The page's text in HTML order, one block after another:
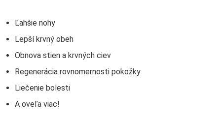
Ľahšie nohy
Lepší krvný obeh
Obnova stien a krvných ciev
Regenerácia rovnomernosti pokožky
Liečenie bolesti
A oveľa viac!